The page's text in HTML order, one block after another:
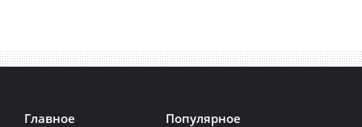
Главное Популярное